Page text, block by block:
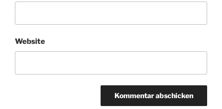
Website